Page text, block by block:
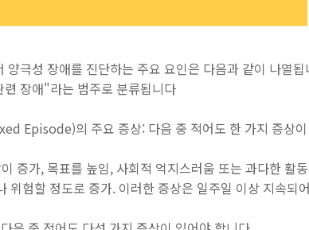
극성 장애를 진단하는 주요 요인은 다음과 같이 나열됩
장애"라는 범주로 분류됩니다
Episode)의 주요 증상: 다음 중 적어도 한 가지 증상
증가, 목표를 높임, 사회적 억지스러움 또는 과다한 활
위험할 정도로 증가. 이러한 증상은 일주일 이상 지속되